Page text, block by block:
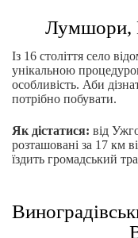
Лумшори,
Із 16 століття село
унікальною
особливість. Аби
потрібно побувати.
Як дістатися: від
розташовані за 17 км
їздить громадський